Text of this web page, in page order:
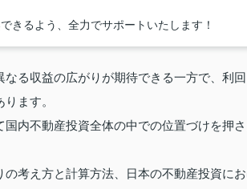
きるよう、全力でサポートいたします！
る収益の広がりが期待できる一方で、利
ます。
内不動産投資全体の中での位置づけを押
考え方と計算方法、日本の不動産投資に